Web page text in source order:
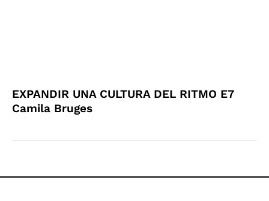
EXPANDIR UNA CULTURA DEL RITMO E7
Camila Bruges